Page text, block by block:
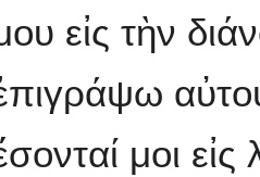
εἰς τὴν
μοι εἰς